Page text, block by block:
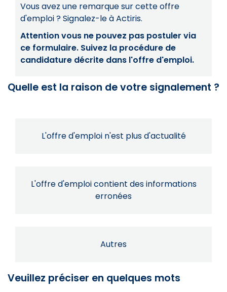
Vous avez une remarque sur cette offre
d'emploi ? Signalez-le à Actiris.
Attention vous ne pouvez pas postuler via
ce formulaire. Suivez la procédure de
candidature décrite dans l'offre d'emploi.
Quelle est la raison de votre signalement ?
L'offre d'emploi n'est plus d'actualité
L'offre d'emploi contient des informations
erronées
Autres
Veuillez préciser en quelques mots